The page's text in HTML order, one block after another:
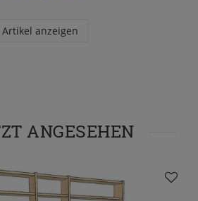
Artikel anzeigen
ANGESEHEN